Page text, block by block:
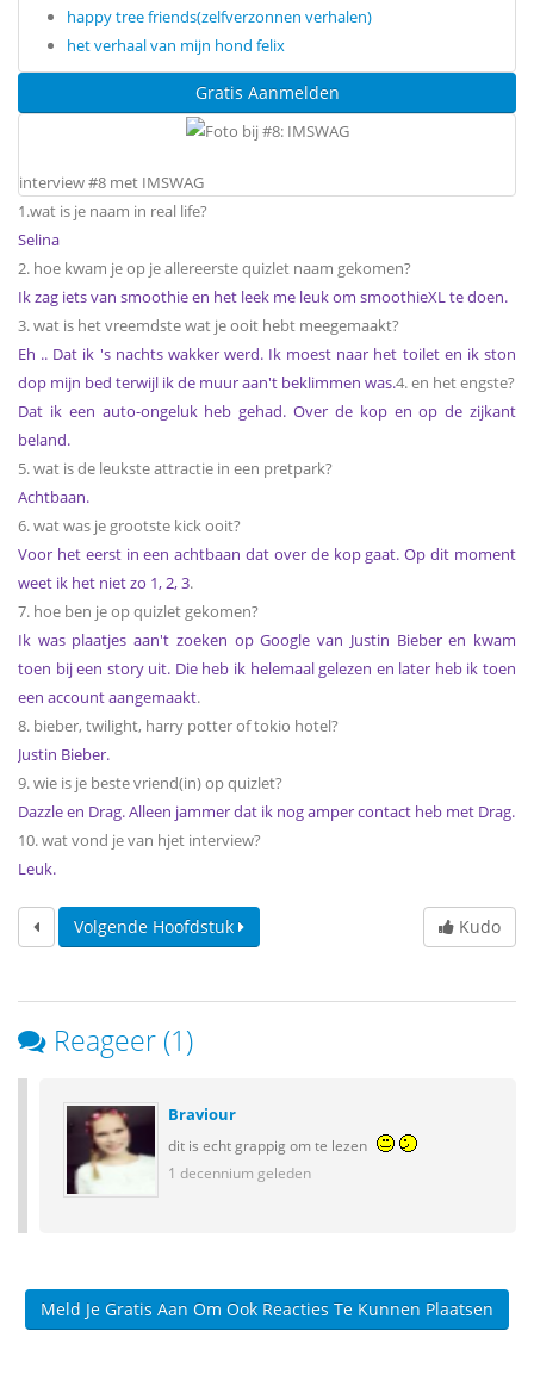
happy tree friends(zelfverzonnen verhalen)
het verhaal van mijn hond felix
Gratis Aanmelden
interview #8 met IMSWAG
1.wat is je naam in real life?
Selina
2. hoe kwam je op je allereerste quizlet naam gekomen?
Ik zag iets van smoothie en het leek me leuk om smoothieXL te doen.
3. wat is het vreemdste wat je ooit hebt meegemaakt?
Eh .. Dat ik 's nachts wakker werd. Ik moest naar het toilet en ik ston
dop mijn bed terwijl ik de muur aan't beklimmen was.4. en het engste?
Dat ik een auto-ongeluk heb gehad. Over de kop en op de zijkant
beland.
5. wat is de leukste attractie in een pretpark?
Achtbaan.
6. wat was je grootste kick ooit?
Voor het eerst in een achtbaan dat over de kop gaat. Op dit moment
weet ik het niet zo 1, 2, 3.
7. hoe ben je op quizlet gekomen?
Ik was plaatjes aan't zoeken op Google van Justin Bieber en kwam
toen bij een story uit. Die heb ik helemaal gelezen en later heb ik toen
een account aangemaakt.
8. bieber, twilight, harry potter of tokio hotel?
Justin Bieber.
9. wie is je beste vriend(in) op quizlet?
Dazzle en Drag. Alleen jammer dat ik nog amper contact heb met Drag.
10. wat vond je van hjet interview?
Leuk.
Kudo
Volgende Hoofdstuk
Reageer (1)
Braviour
dit is echt grappig om te lezen
1 decennium geleden
Meld Je Gratis Aan Om Ook Reacties Te Kunnen Plaatsen